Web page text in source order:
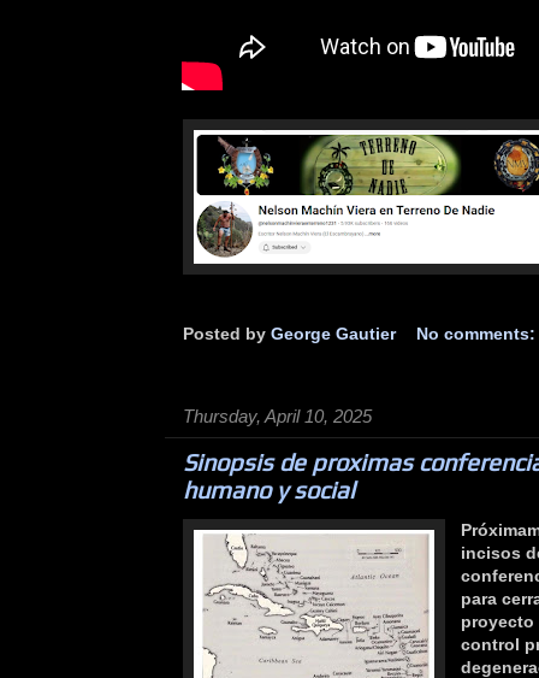
Posted by George Gautier No comments:
Thursday, April 10, 2025
Sinopsis de proximas
humano y social
incisos
para
proyecto
control